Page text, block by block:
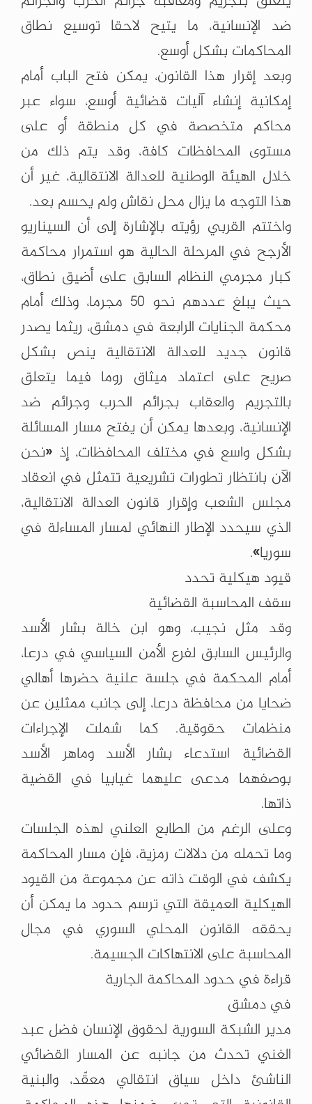
ضد الإنسانية، ما يتيح لاحقا توسيع نطاق
المحاكمات بشكل أوسع.
وبعد إقرار هذا القانون، يمكن فتح الباب أمام
إمكانية إنشاء آليات قضائية أوسع، سواء عبر
محاكم متخصصة في كل منطقة أو على
مستوى المحافظات كافة، وقد يتم ذلك من
خلال الهيئة الوطنية للعدالة الانتقالية، غير أن
هذا التوجه ما يزال محل نقاش ولم يحسم بعد.
واختتم القربي رؤيته بالإشارة إلى أن السيناريو
الأرجح في المرحلة الحالية هو استمرار محاكمة
كبار مجرمي النظام السابق على أضيق نطاق،
حيث يبلغ عددهم نحو 50 مجرما، وذلك أمام
محكمة الجنايات الرابعة في دمشق، ريثما يصدر
قانون جديد للعدالة الانتقالية ينص بشكل
صريح على اعتماد ميثاق روما فيما يتعلق
بالتجريم والعقاب بجرائم الحرب وجرائم ضد
الإنسانية، وبعدها يمكن أن يفتح مسار المسائلة
بشكل واسع في مختلف المحافظات، إذ «نحن
الآن بانتظار تطورات تشريعية تتمثل في انعقاد
مجلس الشعب وإقرار قانون العدالة الانتقالية،
الذي سيحدد الإطار النهائي لمسار المساءلة في
سوريا».
قيود هيكلية تحدد
سقف المحاسبة القضائية
وقد مثل نجيب، وهو ابن خالة بشار الأسد
والرئيس السابق لفرع الأمن السياسي في درعا،
أمام المحكمة في جلسة علنية حضرها أهالي
ضحايا من محافظة درعا، إلى جانب ممثلين عن
منظمات حقوقية. كما شملت الإجراءات
القضائية استدعاء بشار الأسد وماهر الأسد
بوصفهما مدعى عليهما غيابيا في القضية
ذاتها.
وعلى الرغم من الطابع العلني لهذه الجلسات
وما تحمله من دلالات رمزية، فإن مسار المحاكمة
يكشف في الوقت ذاته عن مجموعة من القيود
الهيكلية العميقة التي ترسم حدود ما يمكن أن
يحققه القانون المحلي السوري في مجال
المحاسبة على الانتهاكات الجسيمة.
قراءة في حدود المحاكمة الجارية
في دمشق
مدير الشبكة السورية لحقوق الإنسان فضل عبد
الغني تحدث من جانبه عن المسار القضائي
الناشئ داخل سياق انتقالي معقّد، والبنية